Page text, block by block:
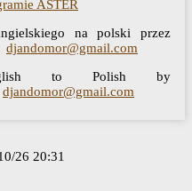
ASTER
na polski przez
djandomor@gmail.com
to Polish by
djandomor@gmail.com
26 20:31